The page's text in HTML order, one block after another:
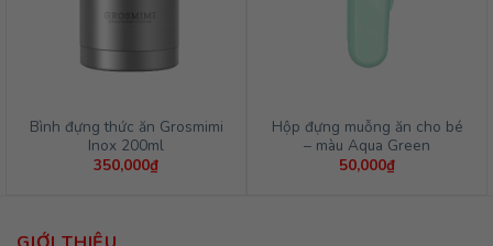
Bình đựng thức ăn Grosmimi
Inox 200ml
350,000₫
Hộp đựng muỗng ăn cho bé
– màu Aqua Green
50,000₫